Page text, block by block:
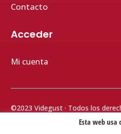
Contacto
Acceder
Mi cuenta
©2023 Videgust · Todos los
· Cookies· Terminos
Esta web usa